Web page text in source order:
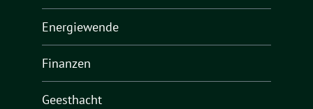
Energiewende
Finanzen
Geesthacht